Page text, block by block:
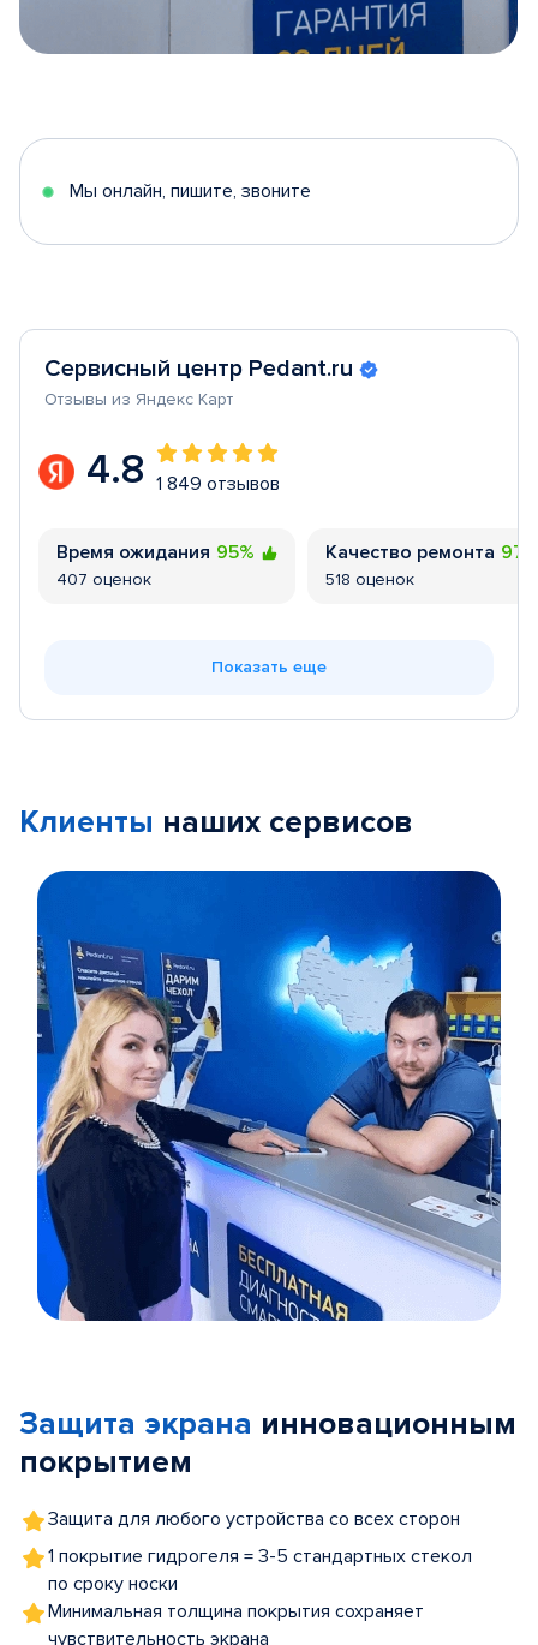
5
Мы онлайн, пишите, звоните
Сервисный центр Pedant.ru
Отзывы из Яндекс Карт
4.8 1 849 отзывов
Время ожидания 95%
407 оценок
Качество ремонта
518 оценок
Показать еще
Клиенты наших сервисов
5
Защита экрана инновационным
покрытием
Защита для любого устройства со всех сторон
1 покрытие гидрогеля = 3-5 стандартных стекол
по сроку носки
Минимальная толщина покрытия сохраняет
чувствительность экрана